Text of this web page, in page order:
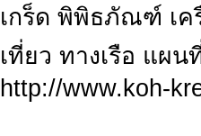
เกร็ด พิพิธภัณฑ์ เค
เที่ยว ทางเรือ แผน
http://www.koh-